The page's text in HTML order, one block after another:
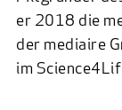
er 2018 die
der mediaire
im